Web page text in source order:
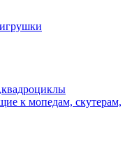
к мопедам, скутерам,